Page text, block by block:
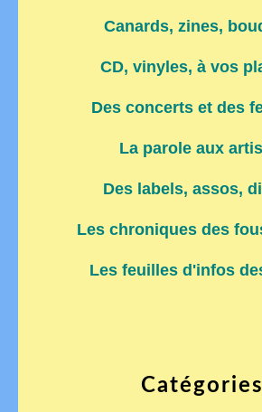
Catégories
Canards, zines,
CD, vinyles, à vos
Des concerts et des
La parole aux
Des labels, assos,
Les chroniques des
Les feuilles d'infos